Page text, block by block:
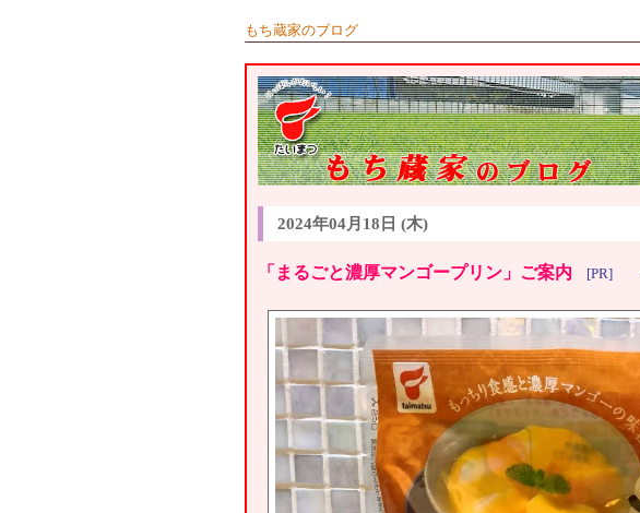
もち蔵家のブログ
2024年04月18日 (木)
「まるごと濃厚マンゴープリン」ご案内 [PR]